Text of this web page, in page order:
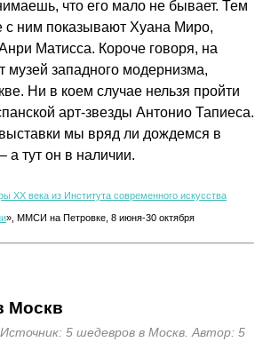
что его мало не бывает. Тем
с ним показывают Хуана Миро,
Матисса. Короче говоря, на
музей западного модернизма,
Ни в коем случае нельзя пройти
арт-звезды Антонио Тапиеса.
мы вряд ли дождемся в
тут он в наличии.
ХХ века из Института современного искусства
», ММСИ на Петровке, 8 июня-30 октября
5 шедевров в Москв. Автор: 5